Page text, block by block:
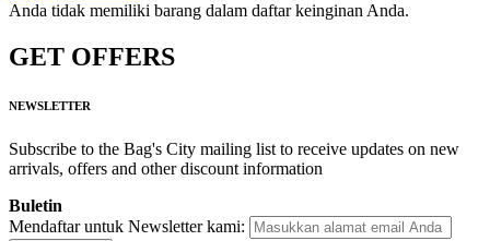
Anda tidak memiliki barang dalam daftar keinginan Anda.
GET OFFERS
NEWSLETTER
Subscribe to the Bag's City mailing list to receive updates on new
arrivals, offers and other discount information
Buletin
Mendaftar untuk Newsletter kami: